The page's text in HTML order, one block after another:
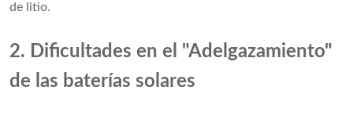
de litio.
2. Dificultades en el "Adelgazamiento"
de las baterías solares